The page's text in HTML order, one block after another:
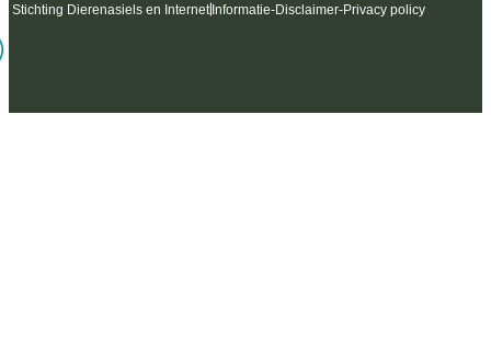
Stichting Dierenasiels en Internet Informatie-Disclaimer-Privacy policy